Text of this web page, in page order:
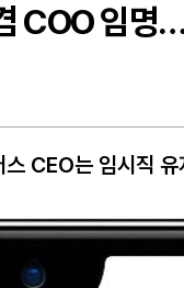
력·데이터센터 인프라 분야
스오션 합병 비용 1140만달
상향 조정
COO 임명
CEO는 임시직 유